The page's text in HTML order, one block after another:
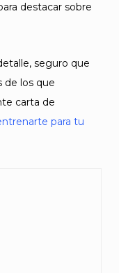
destacar sobre
seguro que
de los que
carta de
para tu